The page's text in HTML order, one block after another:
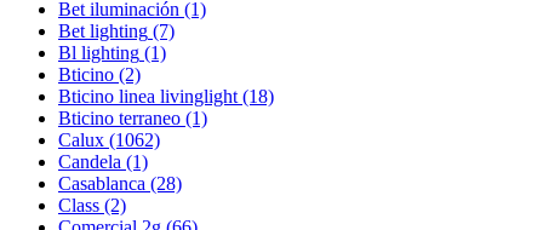
Bet iluminación (1)
Bet lighting (7)
Bl lighting (1)
Bticino (2)
Bticino linea livinglight (18)
Bticino terraneo (1)
Calux (1062)
Candela (1)
Casablanca (28)
Class (2)